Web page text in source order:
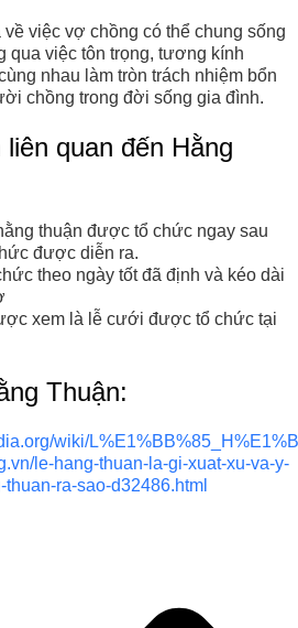
việc vợ chồng có thể chung sống
qua việc tôn trọng, tương kính
nhau làm tròn trách nhiệm bổn
chồng trong đời sống gia đình.
quan đến Hằng
thuận được tổ chức ngay sau
được diễn ra.
theo ngày tốt đã định và kéo dài
xem là lễ cưới được tổ chức tại
Thuận:
wiki/
le-hang-thuan-la-gi-xuat-xu-va-y-
ra-sao-d32486.html